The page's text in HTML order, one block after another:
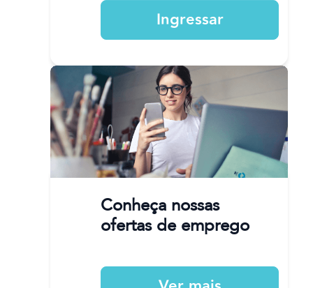
Ingressar
Conheça nossas
ofertas de emprego